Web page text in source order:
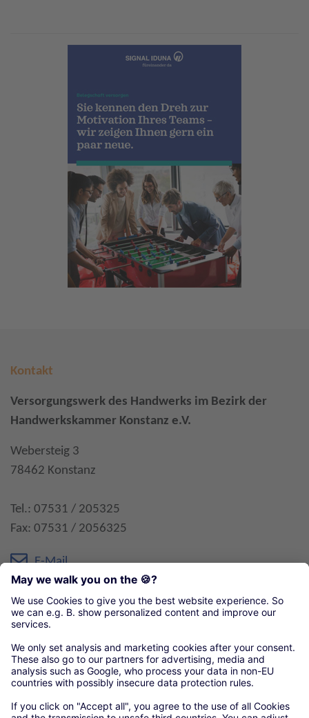
Kontakt
Versorgungswerk des Handwerks im Bezirk der
Handwerkskammer Konstanz e.V.
Webersteig 3
78462 Konstanz
Tel.: 07531 / 205325
Fax: 07531 / 2056325
E-Mail
Öffnungszeiten:
übliche Bürozeiten
Organisationen unseres örtlichen Handwerks
Handwerkskammer Konstanz